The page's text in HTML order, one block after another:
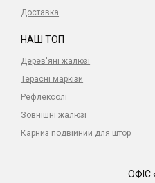
Доставка
НАШ ТОП
Дерев'яні жалюзі
Терасні маркізи
Рефлексолі
Зовнішні жалюзі
Карниз подвійний для штор
ОФІС